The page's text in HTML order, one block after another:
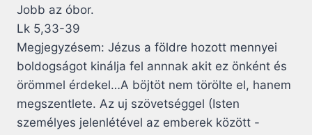
Jobb az óbor.
Lk 5,33-39
Megjegyzésem: Jézus a földre hozott mennyei
boldogságot kinálja fel annnak akit ez önként és
örömmel érdekel…A böjtöt nem törölte el, hanem
megszentlete. Az uj szövetséggel (Isten
személyes jelenlétével az emberek között -